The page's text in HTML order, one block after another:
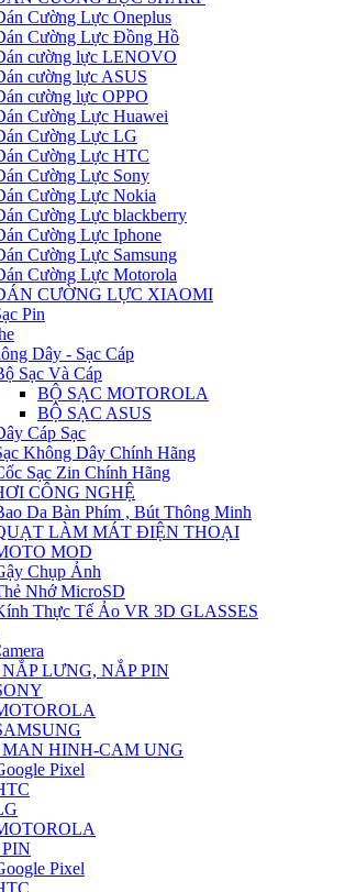
Cường Lực Oneplus
Cường Lực Đồng Hồ
cường lực LENOVO
cường lực ASUS
cường lực OPPO
Cường Lực Huawei
Cường Lực LG
Cường Lực HTC
Cường Lực Sony
Cường Lực Nokia
Cường Lực blackberry
Cường Lực Iphone
Cường Lực Samsung
Cường Lực Motorola
CƯỜNG LỰC XIAOMI
Pin
Dây - Sạc Cáp
Sạc Và Cáp
BỘ SẠC MOTOROLA
BỘ SẠC ASUS
Cáp Sạc
Không Dây Chính Hãng
Sạc Zin Chính Hãng
CÔNG NGHỆ
Da Bàn Phím , Bút Thông Minh
LÀM MÁT ĐIỆN THOẠI
MOD
Chụp Ảnh
Nhớ MicroSD
Thực Tế Ảo VR 3D GLASSES
LƯNG, NẮP PIN
HINH-CAM UNG
Pixel
Pixel